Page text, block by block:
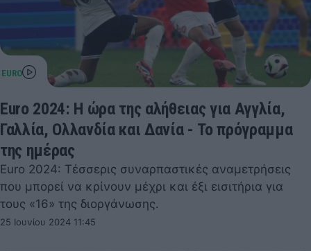
Euro 2024: Η ώρα της αλήθειας για Αγγλία,
Γαλλία, Ολλανδία και Δανία - Το πρόγραμμα
της ημέρας
Euro 2024: Τέσσερις συναρπαστικές αναμετρήσεις
που μπορεί να κρίνουν μέχρι και έξι εισιτήρια για
τους «16» της διοργάνωσης.
25 Ιουνίου 2024 11:45